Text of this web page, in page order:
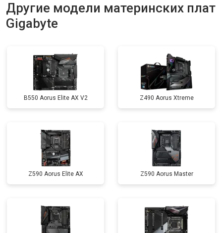
Другие модели материнских плат
Gigabyte
B550 Aorus Elite AX V2 Z490 Aorus Xtreme
Z590 Aorus Elite AX Z590 Aorus Master